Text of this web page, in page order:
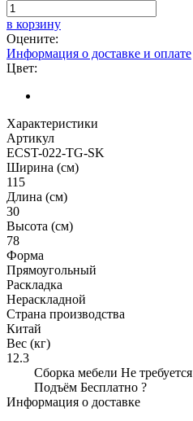
в корзину
Оцените:
Информация о доставке и оплате
Цвет:
Характеристики
Артикул
ECST-022-TG-SK
Ширина (см)
115
Длина (см)
30
Высота (см)
78
Форма
Прямоугольный
Раскладка
Нераскладной
Страна производства
Китай
Вес (кг)
12.3
Сборка мебели Не требуется
Подъём Бесплатно ?
Информация о доставке